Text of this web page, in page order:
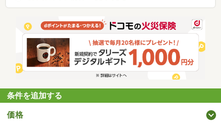
条件を追加する
価格